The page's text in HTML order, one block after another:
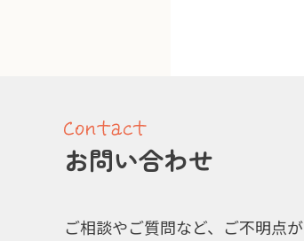
お問い合わせ
ご相談やご質問など、ご不明点